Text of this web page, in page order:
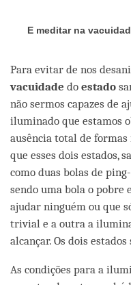
E meditar na
Para evitar de nos
vacuidade do estado
não sermos capazes de
iluminado que estamos
ausência total de
que esses dois estados,
como duas bolas de
sendo uma bola o pobre
ajudar ninguém ou que
trivial e a outra a
alcançar. Os dois
As condições para a